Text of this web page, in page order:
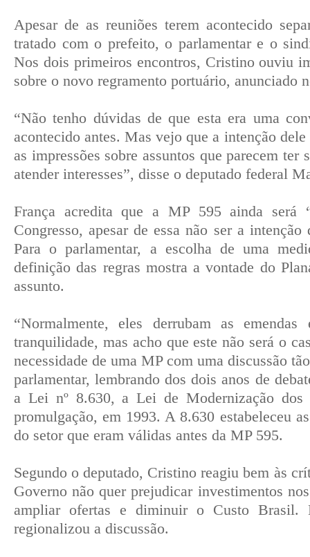
Apesar de as reuniões terem acontecido
tratado com o prefeito, o parlamentar e o
Nos dois primeiros encontros, Cristino ouviu
sobre o novo regramento portuário, anunciado
“Não tenho dúvidas de que esta era uma
acontecido antes. Mas vejo que a intenção
as impressões sobre assuntos que parecem ter
atender interesses”, disse o deputado federal
França acredita que a MP 595 ainda será
Congresso, apesar de essa não ser a
Para o parlamentar, a escolha de uma
definição das regras mostra a vontade do
assunto.
“Normalmente, eles derrubam as
tranquilidade, mas acho que este não será o
necessidade de uma MP com uma discussão
parlamentar, lembrando dos dois anos de
a Lei nº 8.630, a Lei de Modernização dos
promulgação, em 1993. A 8.630 estabeleceu
do setor que eram válidas antes da MP 595.
Segundo o deputado, Cristino reagiu bem às
Governo não quer prejudicar investimentos
ampliar ofertas e diminuir o Custo Brasil.
regionalizou a discussão.